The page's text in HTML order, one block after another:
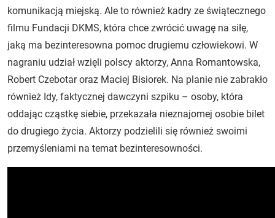
komunikacją miejską. Ale to również kadry ze świątecznego
filmu Fundacji DKMS, która chce zwrócić uwagę na siłę,
jaką ma bezinteresowna pomoc drugiemu człowiekowi. W
nagraniu udział wzięli polscy aktorzy, Anna Romantowska,
Robert Czebotar oraz Maciej Bisiorek. Na planie nie zabrakło
również Idy, faktycznej dawczyni szpiku – osoby, która
oddając cząstkę siebie, przekazała nieznajomej osobie bilet
do drugiego życia. Aktorzy podzielili się również swoimi
przemyśleniami na temat bezinteresowności.